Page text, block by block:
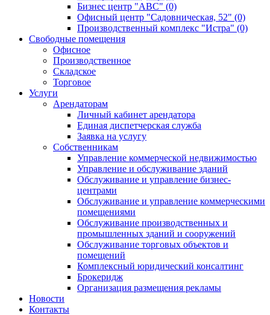
Бизнес центр "АВС" (0)
Офисный центр "Садовническая, 52" (0)
Производственный комплекс "Истра" (0)
Свободные помещения
Офисное
Производственное
Складское
Торговое
Услуги
Арендаторам
Личный кабинет арендатора
Единая диспетчерская служба
Заявка на услугу
Собственникам
Управление коммерческой недвижимостью
Управление и обслуживание зданий
Обслуживание и управление бизнес-
центрами
Обслуживание и управление коммерческими
помещениями
Обслуживание производственных и
промышленных зданий и сооружений
Обслуживание торговых объектов и
помещений
Комплексный юридический консалтинг
Брокеридж
Организация размещения рекламы
Новости
Контакты